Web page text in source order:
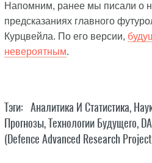
Напомним, ранее мы писали о
предсказаниях главного
Курцвейла. По его версии,
невероятным.
Тэги: Аналитика И Статистика,
Прогнозы,Технологии Будущего,
(Defence Advanced Research